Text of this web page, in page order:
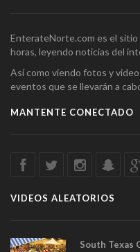
EnterateNorte.com es el
horas, leyendo noticias del
Así como viendo fotos y
eventos que se llevarán a
MANTENTE CONECTADO
VIDEOS ALEATORIOS
South Texas